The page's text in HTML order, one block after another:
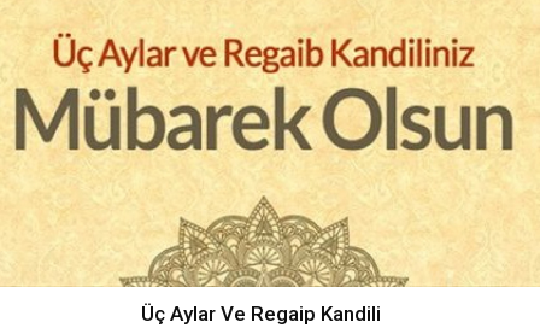
Üç Aylar Ve Regaip Kandili